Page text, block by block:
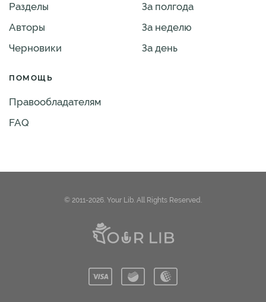
Разделы
Авторы
Черновики
За полгода
За неделю
За день
ПОМОЩЬ
Правообладателям
FAQ
© 2011-2026. Your Lib. All Rights Reserved.